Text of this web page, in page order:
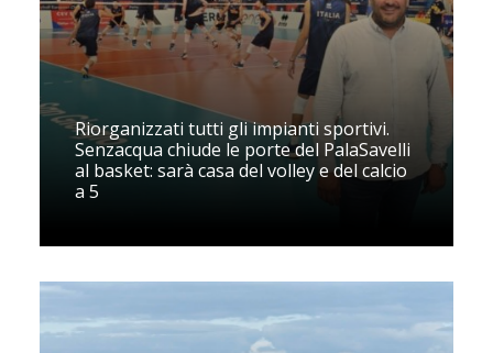
Riorganizzati tutti gli impianti sportivi.
Senzacqua chiude le porte del PalaSavelli
al basket: sarà casa del volley e del calcio
a 5